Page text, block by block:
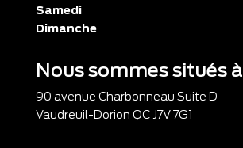
Samedi
Dimanche
Nous sommes situés à
90 avenue Charbonneau Suite D
Vaudreuil-Dorion QC J7V 7G1